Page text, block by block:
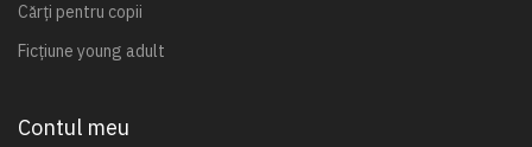
Cărți pentru copii
Ficțiune young adult
Contul meu